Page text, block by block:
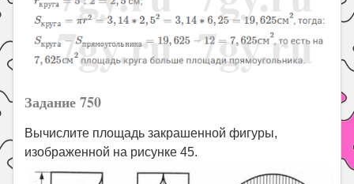
Задание 750
Вычислите площадь закрашенной фигуры,
изображенной на рисунке 45.